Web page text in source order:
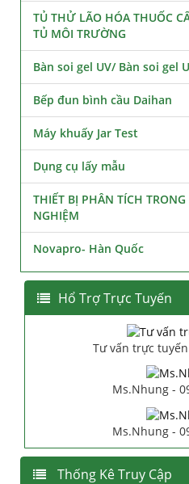
TỦ THỬ LÃO HÓA THUỐC
TỦ MÔI TRƯỜNG
Bàn soi gel UV/ Bàn soi gel
Bếp đun bình cầu Daihan
Máy khuấy Jar Test
Dụng cụ lấy mẫu
THIẾT BỊ PHÂN TÍCH
NGHIỆM
Novapro- Hàn Quốc
Hổ Trợ Trực Tuyến
Tư vấn trực
Ms.Nhung -
Ms.Nhung -
Thống Kê Truy Cập